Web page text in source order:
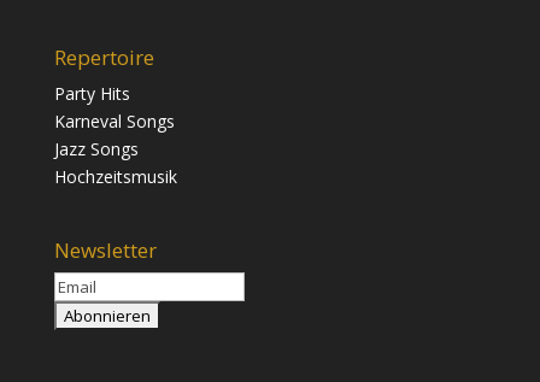
Repertoire
Party Hits
Karneval Songs
Jazz Songs
Hochzeitsmusik
Newsletter